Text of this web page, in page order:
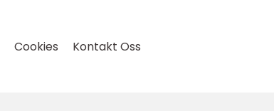
Cookies Kontakt Oss